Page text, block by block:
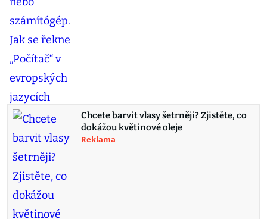
Chcete barvit vlasy šetrněji? Zjistěte, co
dokážou květinové oleje
Reklama